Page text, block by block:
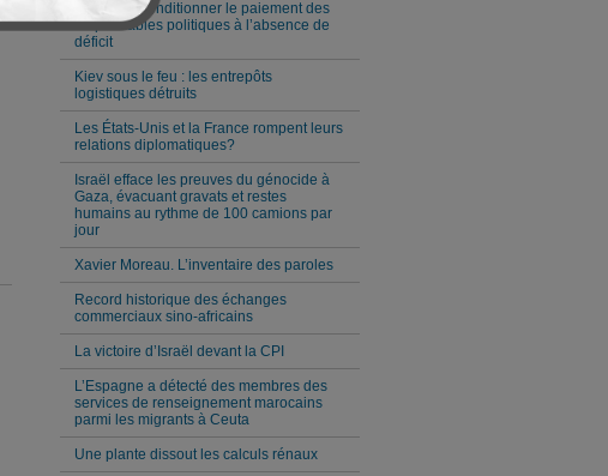
Milei veut conditionner le paiement des
responsables politiques à l’absence de
déficit
Kiev sous le feu : les entrepôts
logistiques détruits
Les États-Unis et la France rompent leurs
relations diplomatiques?
Israël efface les preuves du génocide à
Gaza, évacuant gravats et restes
humains au rythme de 100 camions par
jour
Xavier Moreau. L’inventaire des paroles
Record historique des échanges
commerciaux sino-africains
La victoire d’Israël devant la CPI
L’Espagne a détecté des membres des
services de renseignement marocains
parmi les migrants à Ceuta
Une plante dissout les calculs rénaux